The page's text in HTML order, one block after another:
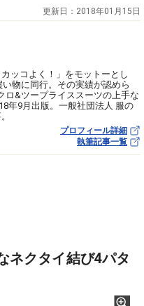
更新日： 2018年01月15日
ッコよく！」をモットーとし
物に同行。その実績が認めら
ロ&ツープライススーツの上手な
年9月出版。一般社団法人 服の
プロフィール詳細
執筆記事一覧
ネクタイ結び4パタ